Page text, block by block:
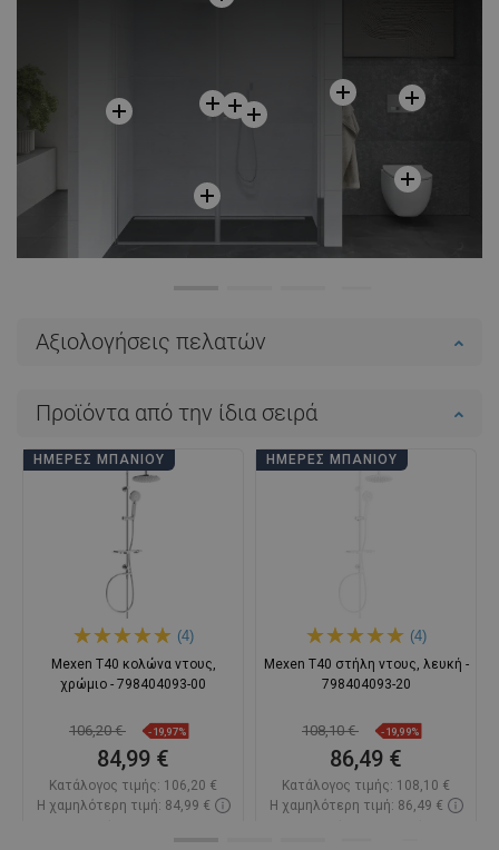
Αξιολογήσεις πελατών
Προϊόντα από την ίδια σειρά
ΗΜΈΡΕΣ ΜΠΆΝΙΟΥ
(4)
Mexen T40 κολώνα ντους,
χρώμιο - 798404093-00
106,20 € -19,97%
84,99 €
Κατάλογος τιμής: 106,20 €
Η χαμηλότερη τιμή: 84,99 €
ΗΜΈΡΕΣ ΜΠΆΝΙΟΥ
(4)
Mexen T40 στήλη ντους, λευκή -
798404093-20
108,10 € -19,99%
86,49 €
Κατάλογος τιμής: 108,10 €
Η χαμηλότερη τιμή: 86,49 €